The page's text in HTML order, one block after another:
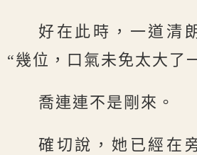
好在此時，一道清
“幾位，口氣未免太大了
喬連連不是剛來。
確切說，她已經在